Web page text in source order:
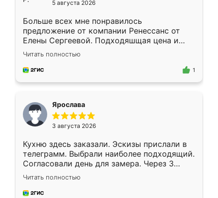
5 августа 2026
Больше всех мне понравилось
предложение от компании Ренессанс от
Елены Сергеевой. Подходяшщая цена и
короткие сроки изготовления. Приехавший
для замера сотрудник Владислав
предложил по моему эскизу самый
Читать полностью
1
Ярослава
3 августа 2026
Кухню здесь заказали. Эскизы прислали в
телеграмм. Выбрали наиболее подходящий.
Согласовали день для замера. Через 3
недели кухня была уже готова. Остались
довольны работой. Спасибо Ренессанс
мебель за качественную работу!
Читать полностью